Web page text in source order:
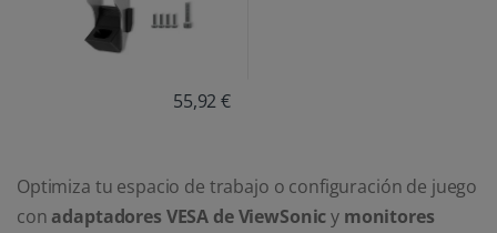
55,92 €
Optimiza tu espacio de trabajo o configuración de juego
con adaptadores VESA de ViewSonicy monitores